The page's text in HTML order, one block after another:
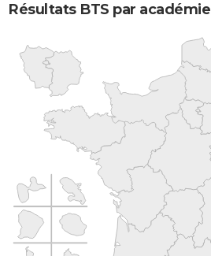
Résultats BTS par académie